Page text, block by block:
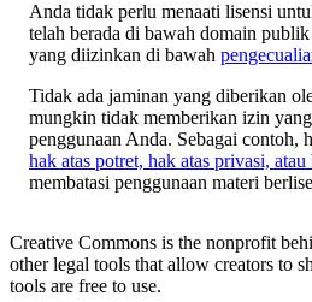
Anda tidak perlu menaati lisensi
telah berada di bawah domain
yang diizinkan di bawah
Tidak ada jaminan yang diberikan
mungkin tidak memberikan izin
penggunaan Anda. Sebagai contoh,
hak atas potret, hak atas privasi,
membatasi penggunaan materi
Creative Commons is the nonprofit
other legal tools that allow creators to
tools are free to use.